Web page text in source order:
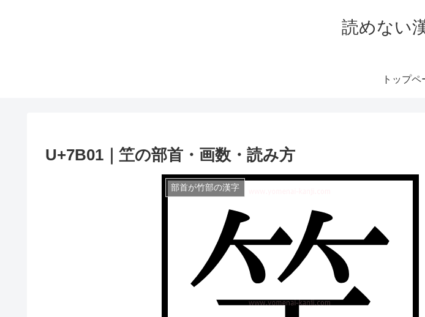
読めない
トップペ
U+7B01｜笁の部首・画数・読み方
部首が竹部の漢字